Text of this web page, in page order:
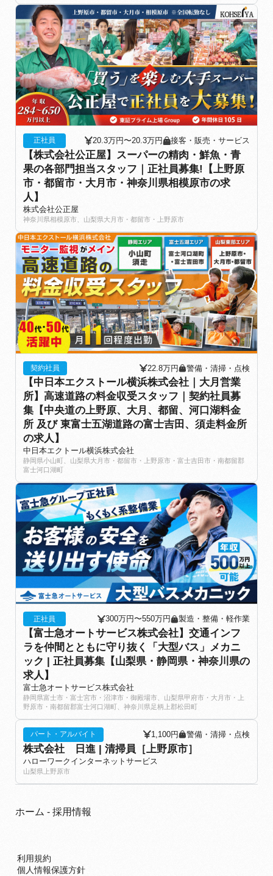
正社員 20.3万円〜20.3万円 接客・販売・サービス
【株式会社公正屋】スーパーの精肉・鮮魚・青
果の各部門担当スタッフ｜正社員募集!【上野原
市・都留市・大月市・神奈川県相模原市の求
人】
株式会社公正屋
神奈川県相模原市、山梨県大月市・都留市・上野原市
契約社員 22.8万円 警備・清掃・点検
【中日本エクストール横浜株式会社｜大月営業
所】高速道路の料金収受スタッフ｜契約社員募
集【中央道の上野原、大月、都留、河口湖料金
所 及び 東富士五湖道路の富士吉田、須走料金所
の求人】
中日本エクトール横浜株式会社
静岡県小山町、山梨県大月市・都留市・上野原市・富士吉田市・南都留郡
富士河口湖町
正社員 300万円〜550万円 製造・整備・軽作業
【富士急オートサービス株式会社】交通インフ
ラを仲間とともに守り抜く「大型バス」メカニ
ック | 正社員募集【山梨県・静岡県・神奈川県の
求人】
富士急オートサービス株式会社
静岡県富士市・富士宮市・沼津市・御殿場市、山梨県甲府市・大月市・上
野原市・南都留郡富士河口湖町、神奈川県足柄上郡松田町
パート・アルバイト 1,100円 警備・清掃・点検
株式会社 日進 | 清掃員［上野原市］
ハローワークインターネットサービス
山梨県上野原市
ホーム - 採用情報
利用規約
個人情報保護方針